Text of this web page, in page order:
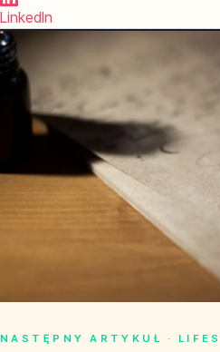
LinkedIn
NASTĘPNY ARTYKUŁ ·